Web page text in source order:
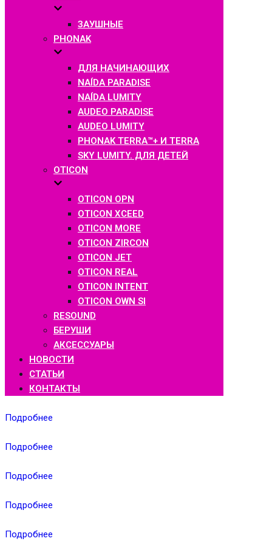
ЗАУШНЫЕ
PHONAK
ДЛЯ НАЧИНАЮЩИХ
NAÍDA PARADISE
NAÍDA LUMITY
AUDEO PARADISE
AUDEO LUMITY
PHONAK TERRA™+ И TERRA
SKY LUMITY. ДЛЯ ДЕТЕЙ
OTICON
OTICON OPN
OTICON XCEED
OTICON MORE
OTICON ZIRCON
OTICON JET
OTICON REAL
OTICON INTENT
OTICON OWN SI
RESOUND
БЕРУШИ
АКСЕССУАРЫ
НОВОСТИ
СТАТЬИ
КОНТАКТЫ
Подробнее
Подробнее
Подробнее
Подробнее
Подробнее